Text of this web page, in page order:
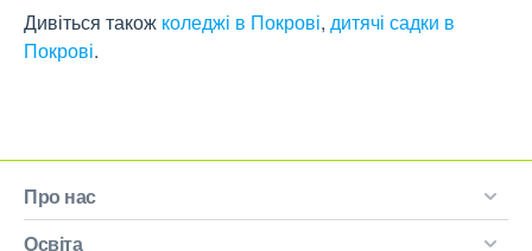
Дивіться також коледжі в Покрові, дитячі садки в
Покрові.
Про нас
Освіта